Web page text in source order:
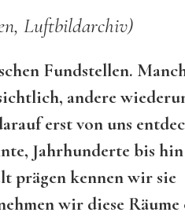
Luftbildarchiv)
Fundstellen.
andere
erst von uns
Jahrhunderte bis
prägen kennen wir sie
wir diese